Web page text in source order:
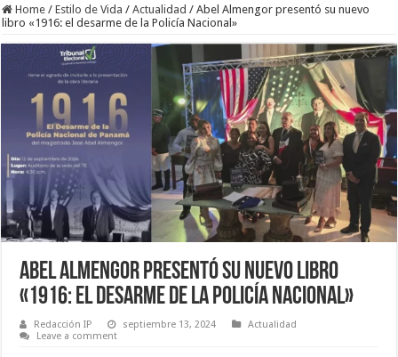
Home / Estilo de Vida / Actualidad / Abel Almengor presentó su nuevo
libro «1916: el desarme de la Policía Nacional»
Abel Almengor presentó su nuevo libro
«1916: el desarme de la Policía Nacional»
Redacción IP septiembre 13, 2024
Actualidad
Leave a comment